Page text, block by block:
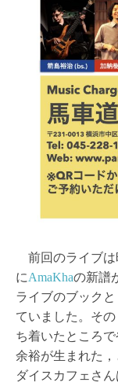
前回のライブは
にAmaKhaの新譜
ライブのブック
ていました。そ
ち着いたところ
余裕が生まれた
ダイスカフェさ